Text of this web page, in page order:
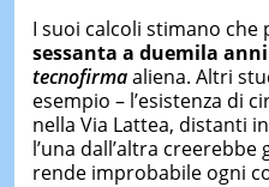
I suoi calcoli stimano
sessanta a duemila anni
tecnofirmaaliena. Altri
esempio – l’esistenza di
nella Via Lattea, distanti
l’una dall’altra
rende improbabile ogni